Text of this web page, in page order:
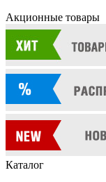
Акционные товары
Каталог